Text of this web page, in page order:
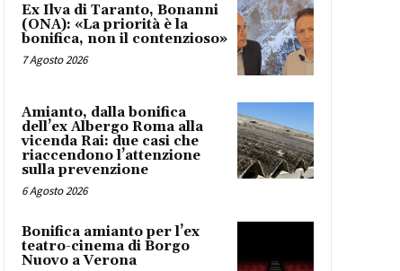
Ex Ilva di Taranto, Bonanni
(ONA): «La priorità è la
bonifica, non il contenzioso»
7 Agosto 2026
Amianto, dalla bonifica
dell’ex Albergo Roma alla
vicenda Rai: due casi che
riaccendono l’attenzione
sulla prevenzione
6 Agosto 2026
Bonifica amianto per l’ex
teatro-cinema di Borgo
Nuovo a Verona